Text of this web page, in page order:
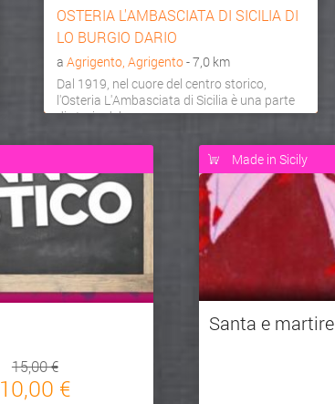
OSTERIA L'AMBASCIATA DI SICILIA DI
LO BURGIO DARIO
a Agrigento, Agrigento- 7,0 km
Dal 1919, nel cuore del centro storico,
l'Osteria L'Ambasciata di Sicilia è una parte
di storia del...
15,00 €
10,00 €
Made in Sicily
Santa e martire